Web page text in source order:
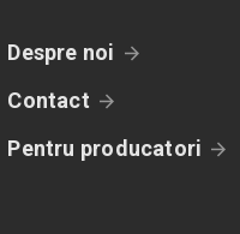
Despre noi
Contact
Pentru producatori